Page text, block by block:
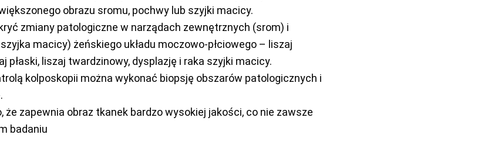
obrazu sromu, pochwy lub szyjki macicy.
zmiany patologiczne w narządach zewnętrznych (srom) i
macicy) żeńskiego układu moczowo-płciowego – liszaj
płaski, liszaj twardzinowy, dysplazję i raka szyjki macicy.
kolposkopii można wykonać biopsję obszarów patologicznych i
że zapewnia obraz tkanek bardzo wysokiej jakości, co nie zawsze
badaniu